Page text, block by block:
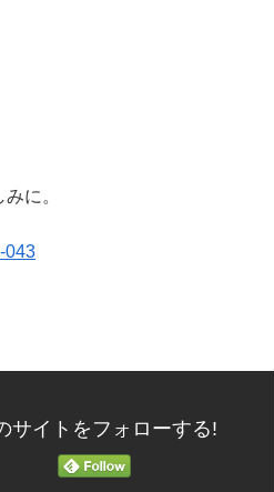
に。
043
サイトをフォローする!